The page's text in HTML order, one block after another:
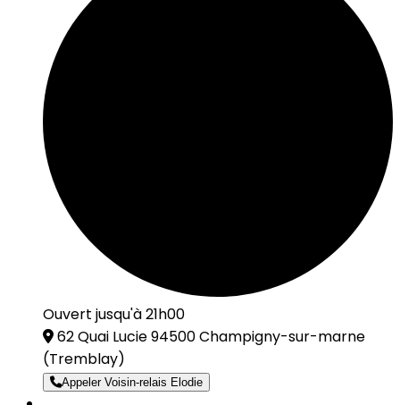
Ouvert jusqu'à 21h00
62 Quai Lucie 94500 Champigny-sur-marne
(Tremblay)
Appeler Voisin-relais Elodie